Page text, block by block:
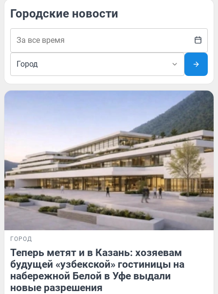
Городские новости
ГОРОД
Теперь метят и в Казань: хозяевам
будущей «узбекской» гостиницы на
набережной Белой в Уфе выдали
новые разрешения